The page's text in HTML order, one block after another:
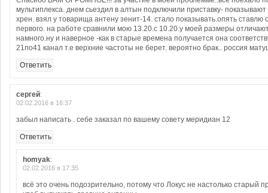
мультиплекса. днем сьездил в алтын подключили приставку-
хрен. взял у товарища антену зенит-14. стало показывать.опять ставлю
первого. на работе сравнили мою 13.20.с 10.20.у моей размеры
намного.ну и наверное -как в старые времена получается она
21по41 канал т.е верхние частоты не берет. вероятно брак.. россия
Ответить
сергей:
02.02.2016 в 16:37
забыл написать . себе заказал по вашему совету меридиан 12
Ответить
homyak:
02.02.2016 в 17:35
всё это очень подозрительно, потому что Локус не настолько старый